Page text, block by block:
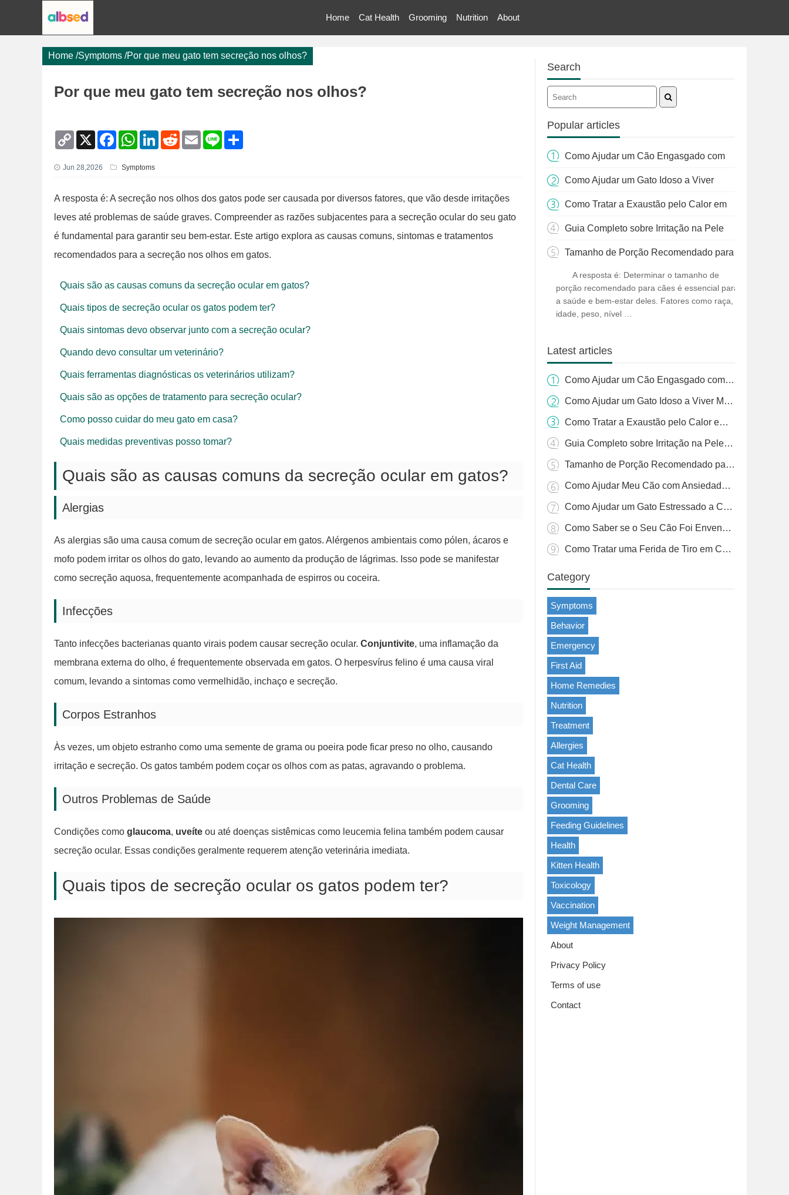
Home Cat Health Grooming Nutrition About
Home /Symptoms /Por que meu gato tem secreção nos olhos?
Por que meu gato tem secreção nos olhos?
C
y
L
k
X
F
e
b
k
W
s
p
L
n
R
E
m
L
Jun 28,2026 Symptoms
A resposta é: A secreção nos olhos dos gatos pode ser causada por diversos fatores, que vão desde irritações
leves até problemas de saúde graves. Compreender as razões subjacentes para a secreção ocular do seu gato
é fundamental para garantir seu bem-estar. Este artigo explora as causas comuns, sintomas e tratamentos
recomendados para a secreção nos olhos em gatos.
Quais são as causas comuns da secreção ocular em gatos?
Quais tipos de secreção ocular os gatos podem ter?
Quais sintomas devo observar junto com a secreção ocular?
Quando devo consultar um veterinário?
Quais ferramentas diagnósticas os veterinários utilizam?
Quais são as opções de tratamento para secreção ocular?
Como posso cuidar do meu gato em casa?
Quais medidas preventivas posso tomar?
Quais são as causas comuns da secreção ocular em gatos?
Alergias
As alergias são uma causa comum de secreção ocular em gatos. Alérgenos ambientais como pólen, ácaros e
mofo podem irritar os olhos do gato, levando ao aumento da produção de lágrimas. Isso pode se manifestar
como secreção aquosa, frequentemente acompanhada de espirros ou coceira.
Infecções
Tanto infecções bacterianas quanto virais podem causar secreção ocular. Conjuntivite, uma inflamação da
membrana externa do olho, é frequentemente observada em gatos. O herpesvírus felino é uma causa viral
comum, levando a sintomas como vermelhidão, inchaço e secreção.
Corpos Estranhos
Às vezes, um objeto estranho como uma semente de grama ou poeira pode ficar preso no olho, causando
irritação e secreção. Os gatos também podem coçar os olhos com as patas, agravando o problema.
Outros Problemas de Saúde
Condições como glaucoma, uveíte ou até doenças sistêmicas como leucemia felina também podem causar
secreção ocular. Essas condições geralmente requerem atenção veterinária imediata.
Quais tipos de secreção ocular os gatos podem ter?
Search
Popular articles
Como Ajudar um Cão Engasgado com
Grama: Um Guia Completo
Como Ajudar um Gato Idoso a Viver
Mais
Como Tratar a Exaustão pelo Calor em
Cães: Um Guia Completo
Guia Completo sobre Irritação na Pele
de Gatos e Tratamento de Pulgas
Tamanho de Porção Recomendado para
Cães: Um Guia Completo
A resposta é: Determinar o tamanho de
porção recomendado para cães é essencial para
a saúde e bem-estar deles. Fatores como raça,
idade, peso, nível …
Latest articles
Como Ajudar um Cão Engasgado com Grama: Um Guia Completo
Como Ajudar um Gato Idoso a Viver Mais
Como Tratar a Exaustão pelo Calor em Cães: Um Guia Completo
Guia Completo sobre Irritação na Pele de Gatos e Tratamento de Pulgas
Tamanho de Porção Recomendado para Cães: Um Guia Completo
Como Ajudar Meu Cão com Ansiedade de Separação à Noite
Como Ajudar um Gato Estressado a Comer: Estratégias Práticas
Como Saber se o Seu Cão Foi Envenenado por um Sapo
Como Tratar uma Ferida de Tiro em Cães: Um Guia Completo
Category
Symptoms
Behavior
Emergency
First Aid
Home Remedies
Nutrition
Treatment
Allergies
Cat Health
Dental Care
Grooming
Feeding Guidelines
Health
Kitten Health
Toxicology
Vaccination
Weight Management
About
Privacy Policy
Terms of use
Contact